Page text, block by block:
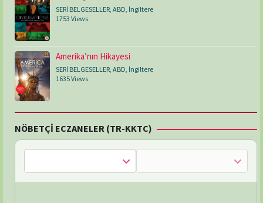
SERİ BELGESELLER ABD İngiltere
1753 Views
Amerika’nın Hikayesi
SERİ BELGESELLER ABD İngiltere
1635 Views
NÖBETÇİ ECZANELER (TR-KKTC)